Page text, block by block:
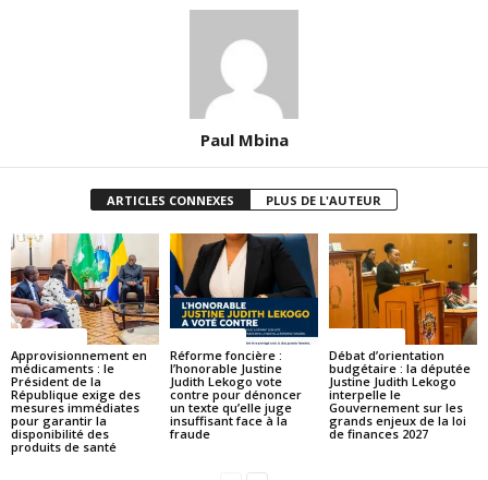
Paul Mbina
ARTICLES CONNEXES PLUS DE L'AUTEUR
Approvisionnement en
médicaments : le
Président de la
République exige des
mesures immédiates
pour garantir la
disponibilité des
produits de santé
Réforme foncière :
l’honorable Justine
Judith Lekogo vote
contre pour dénoncer
un texte qu’elle juge
insuffisant face à la
fraude
Débat d’orientation
budgétaire : la députée
Justine Judith Lekogo
interpelle le
Gouvernement sur les
grands enjeux de la loi
de finances 2027